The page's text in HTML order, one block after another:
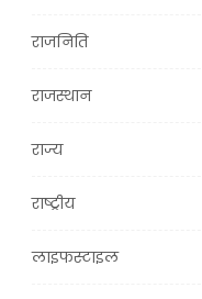
राजनिति
राजस्थान
राज्य
राष्ट्रीय
लाइफस्टाइल